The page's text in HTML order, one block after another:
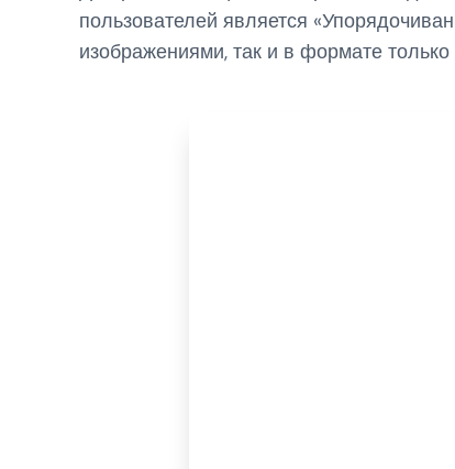
пользователей является
изображениями, так и в формате только